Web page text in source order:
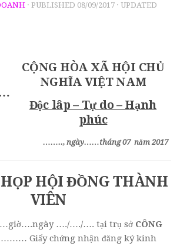
· PUBLISHED 08/09/2017 · UPDATED
CỘNG HÒA XÃ HỘI CHỦ
NGHĨA VIỆT NAM
Độc lâp – Tự do – Hạnh
phúc
…….., ngày……tháng 07 năm 2017
HỘI ĐỒNG THÀNH
VIÊN
…./…./…. tại trụ sở CÔNG
……… Giấy chứng nhận đăng ký kinh